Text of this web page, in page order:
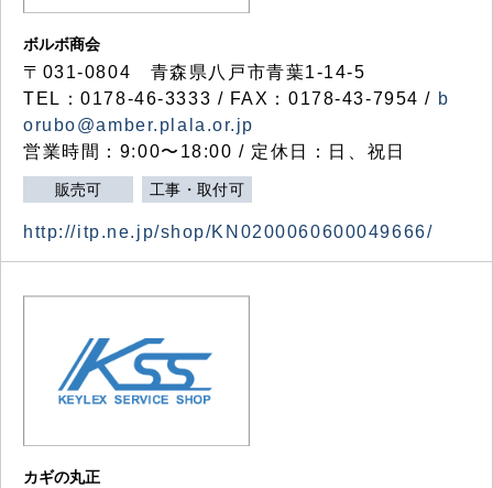
ボルボ商会
〒031-0804 青森県八戸市青葉1-14-5
TEL：0178-46-3333 / FAX：0178-43-7954 / b
orubo@amber.plala.or.jp
営業時間：9:00〜18:00 / 定休日：日、祝日
販売可 工事・取付可
http://itp.ne.jp/shop/KN0200060600049666/
カギの丸正